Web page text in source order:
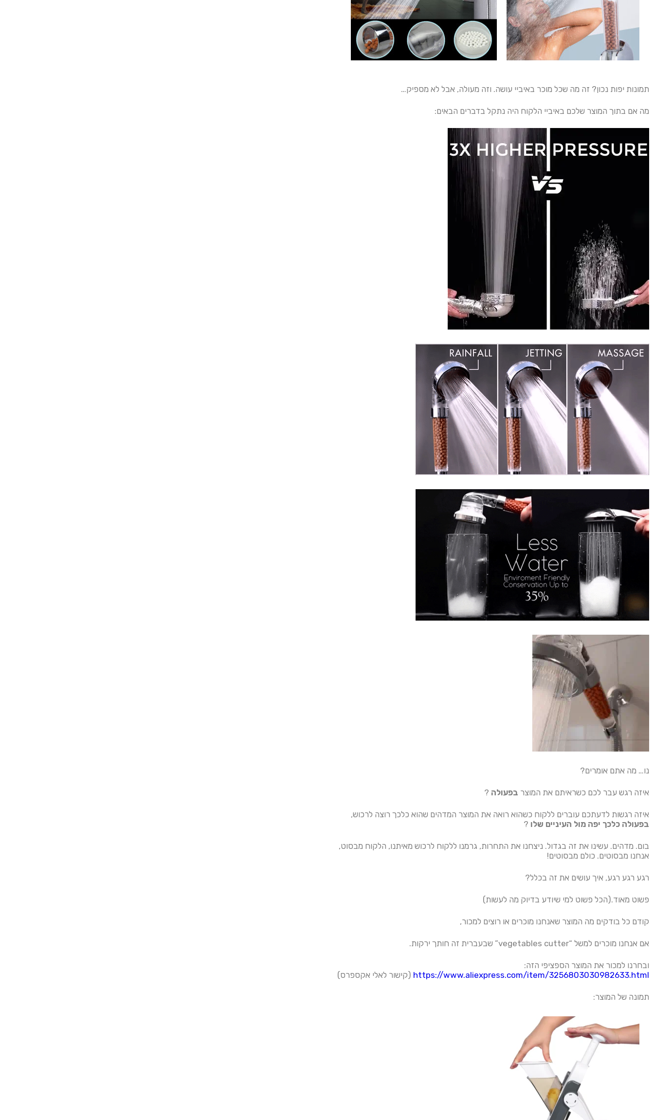
תמונות יפות נכון? זה מה שכל מוכר באיביי עושה. וזה מעולה, אבל לא מספיק…
מה אם בתוך המוצר שלכם באיביי הלקוח היה נתקל בדברים הבאים:
נו… מה אתם אומרים?
איזה רגש עבר לכם כשראיתם את המוצר בפעולה ?
איזה רגשות לדעתכם עוברים ללקוח כשהוא רואה את המוצר המדהים שהוא כלכך רוצה לרכוש,
בפעולה כלכך יפה מול העיניים שלו ?
בום. מדהים. עשינו את זה בגדול. ניצחנו את התחרות, גרמנו ללקוח לרכוש מאיתנו, הלקוח מבסוט,
אנחנו מבסוטים. כולם מבסוטים!
רגע רגע רגע, איך עושים את זה בכלל?
פשוט מאוד.(הכל פשוט למי שיודע בדיוק מה לעשות)
קודם כל בודקים מה המוצר שאנחנו מוכרים או רוצים למכור,
אם אנחנו מוכרים למשל “vegetables cutter” שבעברית זה חותך ירקות.
ובחרנו למכור את המוצר הספציפי הזה:
https://www.aliexpress.com/item/3256803030982633.html (קישור לאלי אקספרס)
תמונה של המוצר: